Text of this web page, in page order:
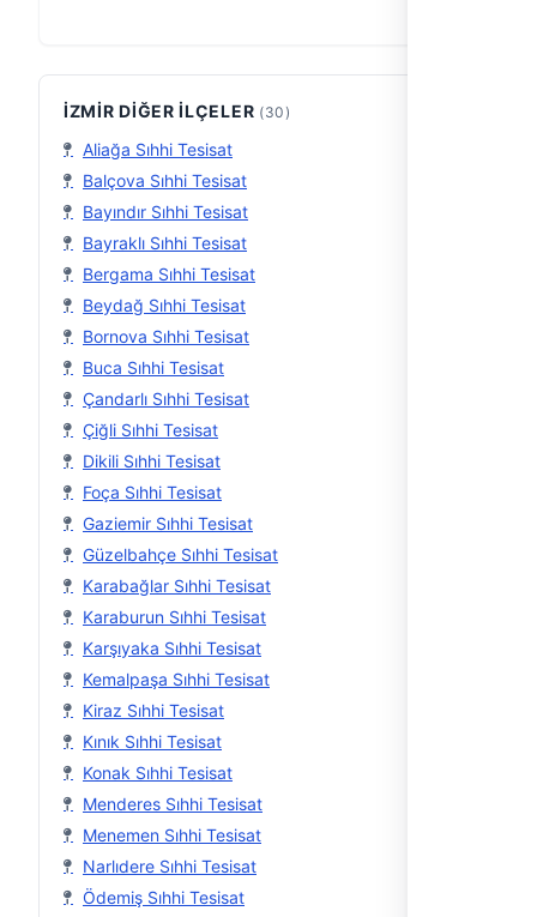
İZMIR DIĞER İLÇELER (30)
Aliağa Sıhhi Tesisat
Balçova Sıhhi Tesisat
Bayındır Sıhhi Tesisat
Bayraklı Sıhhi Tesisat
Bergama Sıhhi Tesisat
Beydağ Sıhhi Tesisat
Bornova Sıhhi Tesisat
Buca Sıhhi Tesisat
Çandarlı Sıhhi Tesisat
Çiğli Sıhhi Tesisat
Dikili Sıhhi Tesisat
Foça Sıhhi Tesisat
Gaziemir Sıhhi Tesisat
Güzelbahçe Sıhhi Tesisat
Karabağlar Sıhhi Tesisat
Karaburun Sıhhi Tesisat
Karşıyaka Sıhhi Tesisat
Kemalpaşa Sıhhi Tesisat
Kiraz Sıhhi Tesisat
Kınık Sıhhi Tesisat
Konak Sıhhi Tesisat
Menderes Sıhhi Tesisat
Menemen Sıhhi Tesisat
Narlıdere Sıhhi Tesisat
Ödemiş Sıhhi Tesisat